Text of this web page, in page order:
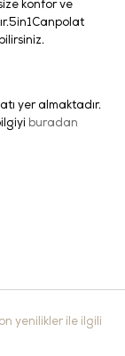
konfor ve
yer almaktadır.
buradan
yenilikler ile ilgili